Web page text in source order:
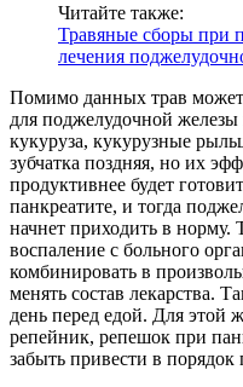
Читайте также:
Травяные сборы при
лечения
Помимо данных трав может
для поджелудочной
кукуруза, кукурузные
зубчатка поздняя, но их
продуктивнее будет
панкреатите, и тогда
начнет приходить в норму.
воспаление с больного
комбинировать в
менять состав лекарства.
день перед едой. Для этой
репейник, репешок при
забыть привести в порядок